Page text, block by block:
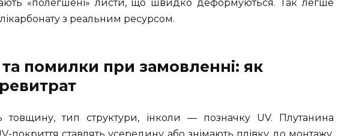
«полегшені» листи, що швидко деформуються. Так легше
з реальним ресурсом.
помилки при замовленні: як
товщину, тип структури, інколи — позначку UV. Плутанина